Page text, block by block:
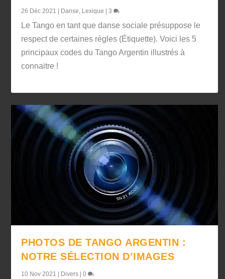
26 Déc 2021 Danse, Lexique |3
Le Tango en tant que danse sociale présuppose le
respect de certaines règles (Étiquette). Voici les 5
principaux codes du Tango Argentin illustrés à
connaitre !
PHOTOS DE TANGO ARGENTIN :
NOTRE SÉLECTION D’IMAGES
10 Nov 2021 | Divers |0